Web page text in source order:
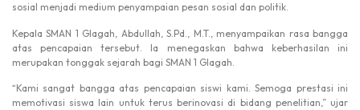
sosial menjadi medium penyampaian pesan sosial dan politik.
Kepala SMAN 1 Glagah, Abdullah, S.Pd., M.T., menyampaikan rasa bangga
atas pencapaian tersebut. Ia menegaskan bahwa keberhasilan ini
merupakan tonggak sejarah bagi SMAN 1 Glagah.
“Kami sangat bangga atas pencapaian siswi kami. Semoga prestasi ini
memotivasi siswa lain untuk terus berinovasi di bidang penelitian,” ujar